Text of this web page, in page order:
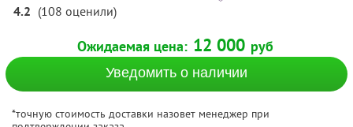
4.2 (108 оценили)
Ожидаемая цена: 12 000 руб
Уведомить о наличии
*точную стоимость доставки назовет менеджер при